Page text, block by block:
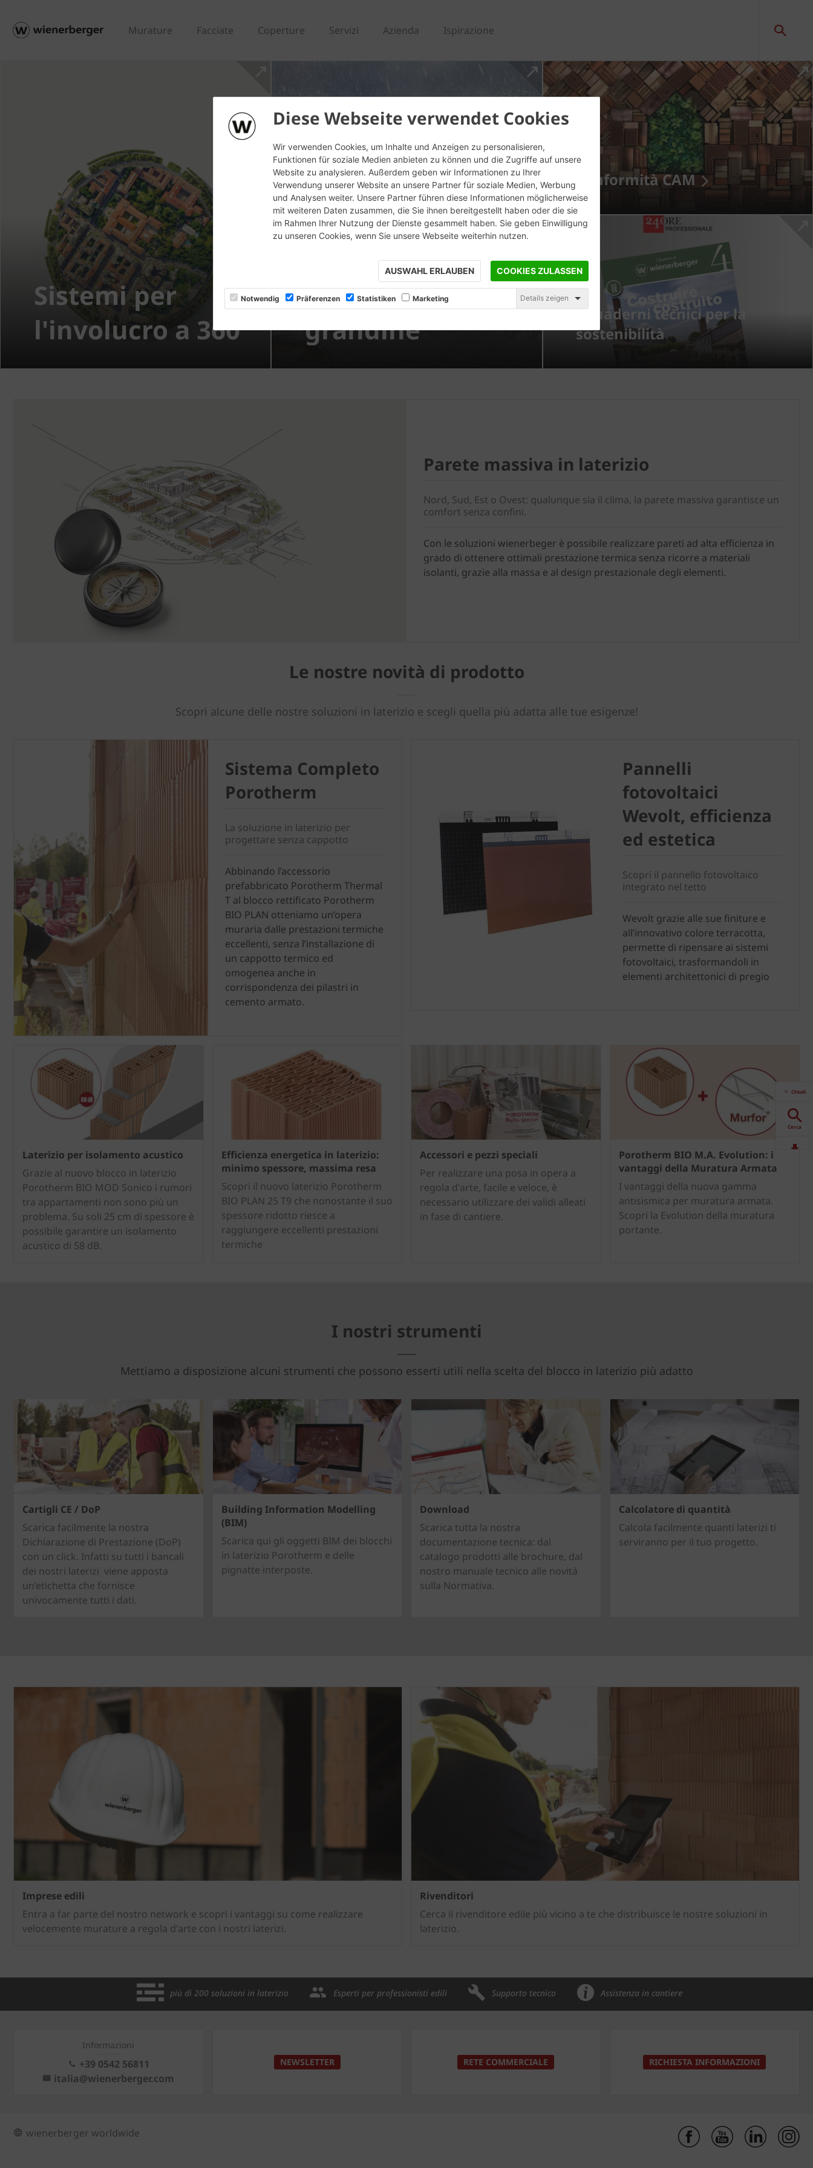
Diese Webseite verwendet Cookies
Wir verwenden Cookies, um Inhalte und Anzeigen zu personalisieren,
Funktionen für soziale Medien anbieten zu können und die Zugriffe auf unsere
Website zu analysieren. Außerdem geben wir Informationen zu Ihrer
Verwendung unserer Website an unsere Partner für soziale Medien, Werbung
und Analysen weiter. Unsere Partner führen diese Informationen möglicherweise
mit weiteren Daten zusammen, die Sie ihnen bereitgestellt haben oder die sie
im Rahmen Ihrer Nutzung der Dienste gesammelt haben. Sie geben Einwilligung
zu unseren Cookies, wenn Sie unsere Webseite weiterhin nutzen.
AUSWAHL ERLAUBEN COOKIES ZULASSEN
Notwendig Präferenzen Statistiken Marketing Details zeigen
Murature Facciate Coperture Servizi Azienda Ispirazione
Sistemi per
l'involucro a 360°
Protezione dalla
grandine
Conformità CAM
I quaderni tecnici per la
sostenibilità
Parete massiva in laterizio
Nord, Sud, Est o Ovest: qualunque sia il clima, la parete massiva garantisce un
comfort senza confini.
Con le soluzioni wienerbeger è possibile realizzare pareti ad alta efficienza in
grado di ottenere ottimali prestazione termica senza ricorre a materiali
isolanti, grazie alla massa e al design prestazionale degli elementi.
Le nostre novità di prodotto
Scopri alcune delle nostre soluzioni in laterizio e scegli quella più adatta alle tue esigenze!
Sistema Completo
Porotherm
La soluzione in laterizio per
progettare senza cappotto
Abbinando l’accessorio
prefabbricato Porotherm Thermal
T al blocco rettificato Porotherm
BIO PLAN otteniamo un’opera
muraria dalle prestazioni termiche
eccellenti, senza l’installazione di
un cappotto termico ed
omogenea anche in
corrispondenza dei pilastri in
cemento armato.
Pannelli
fotovoltaici
Wevolt, efficienza
ed estetica
Scopri il pannello fotovoltaico
integrato nel tetto
Wevolt grazie alle sue finiture e
all’innovativo colore terracotta,
permette di ripensare ai sistemi
fotovoltaici, trasformandoli in
elementi architettonici di pregio
Laterizio per isolamento acustico
Grazie al nuovo blocco in laterizio
Porotherm BIO MOD Sonico i rumori
tra appartamenti non sono più un
problema. Su soli 25 cm di spessore è
possibile garantire un isolamento
acustico di 58 dB.
Efficienza energetica in laterizio:
minimo spessore, massima resa
Scopri il nuovo laterizio Porotherm
BIO PLAN 25 T9 che nonostante il suo
spessore ridotto riesce a
raggiungere eccellenti prestazioni
termiche
Accessori e pezzi speciali
Per realizzare una posa in opera a
regola d'arte, facile e veloce, è
necessario utilizzare dei validi alleati
in fase di cantiere.
Porotherm BIO M.A. Evolution: i
vantaggi della Muratura Armata
I vantaggi della nuova gamma
antisismica per muratura armata.
Scopri la Evolution della muratura
portante.
I nostri strumenti
Mettiamo a disposizione alcuni strumenti che possono esserti utili nella scelta del blocco in laterizio più adatto
Cartigli CE / DoP
Scarica facilmente la nostra
Dichiarazione di Prestazione (DoP)
con un click. Infatti su tutti i bancali
dei nostri laterizi viene apposta
un’etichetta che fornisce
univocamente tutti i dati.
Building Information Modelling
(BIM)
Scarica qui gli oggetti BIM dei blocchi
in laterizio Porotherm e delle
pignatte interposte.
Download
Scarica tutta la nostra
documentazione tecnica: dal
catalogo prodotti alle brochure, dal
nostro manuale tecnico alle novità
sulla Normativa.
Calcolatore di quantità
Calcola facilmente quanti laterizi ti
serviranno per il tuo progetto.
Imprese edili
Entra a far parte del nostro network e scopri i vantaggi su come realizzare
velocemente murature a regola d'arte con i nostri laterizi.
Rivenditori
Cerca il rivenditore edile più vicino a te che distribuisce le nostre soluzioni in
laterizio.
Chiudi
Cerca
più di 200 soluzioni in laterizio Esperti per professionisti edili Supporto tecnico Assistenza in cantiere
Informazioni
+39 0542 56811
italia@wienerberger.com
NEWSLETTER RETE COMMERCIALE RICHIESTA INFORMAZIONI
wienerberger worldwide